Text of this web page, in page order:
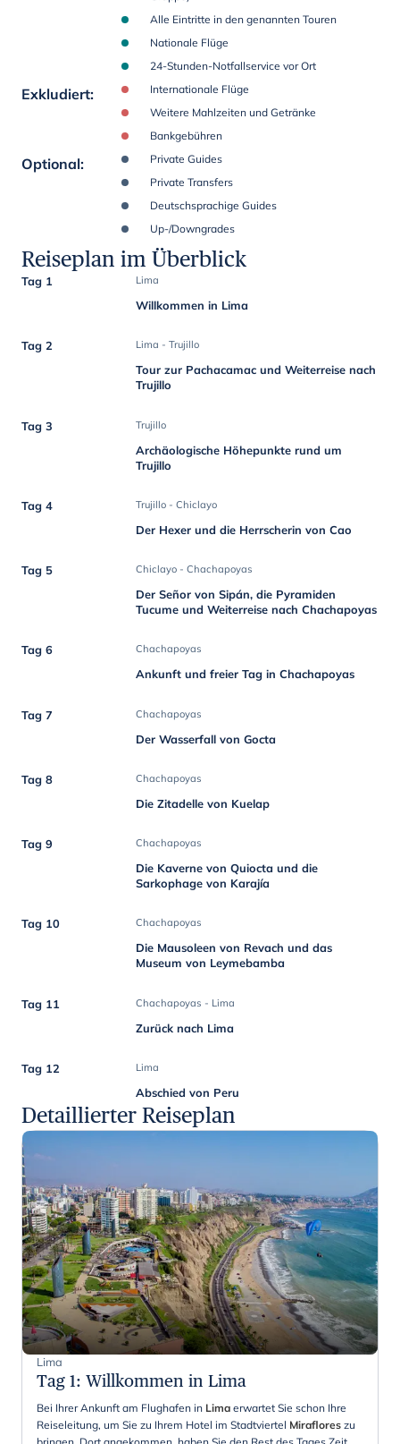
Alle Eintritte in den genannten Touren
Nationale Flüge
24-Stunden-Notfallservice vor Ort
Exkludiert:
Internationale Flüge
Weitere Mahlzeiten und Getränke
Bankgebühren
Optional:
Private Guides
Private Transfers
Deutschsprachige Guides
Up-/Downgrades
Reiseplan im Überblick
Tag 1 Lima
Willkommen in Lima
Tag 2 Lima - Trujillo
Tour zur Pachacamac und Weiterreise nach
Trujillo
Tag 3 Trujillo
Archäologische Höhepunkte rund um
Trujillo
Tag 4 Trujillo - Chiclayo
Der Hexer und die Herrscherin von Cao
Tag 5 Chiclayo - Chachapoyas
Der Señor von Sipán, die Pyramiden
Tucume und Weiterreise nach Chachapoyas
Tag 6 Chachapoyas
Ankunft und freier Tag in Chachapoyas
Tag 7 Chachapoyas
Der Wasserfall von Gocta
Tag 8 Chachapoyas
Die Zitadelle von Kuelap
Tag 9 Chachapoyas
Die Kaverne von Quiocta und die
Sarkophage von Karajía
Tag 10 Chachapoyas
Die Mausoleen von Revach und das
Museum von Leymebamba
Tag 11 Chachapoyas - Lima
Zurück nach Lima
Tag 12 Lima
Abschied von Peru
Detaillierter Reiseplan
Lima
Tag 1: Willkommen in Lima
Bei Ihrer Ankunft am Flughafen in Lima erwartet Sie schon Ihre
Reiseleitung, um Sie zu Ihrem Hotel im Stadtviertel Miraflores zu